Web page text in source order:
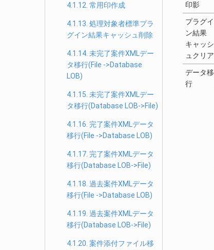
4.1.12. 常用印作成
4.1.13. 処理対象者標準プラ
グイン結果キャッシュ削除
4.1.14. 未完了案件XMLデー
タ移行(File ->Database
LOB)
4.1.15. 未完了案件XMLデー
タ移行(Database LOB->File)
4.1.16. 完了案件XMLデータ
移行(File ->Database LOB)
4.1.17. 完了案件XMLデータ
移行(Database LOB->File)
4.1.18. 過去案件XMLデータ
移行(File ->Database LOB)
4.1.19. 過去案件XMLデータ
移行(Database LOB->File)
4.1.20. 案件添付ファイル移
印影
プラグイ
ン結果
キャッシ
ュクリア
データ移
行